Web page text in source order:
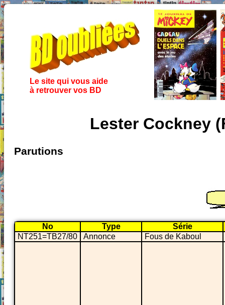
Le site qui vous aide
à retrouver vos BD
Lester Cockney
Parutions
No Type
Série
NT251=TB27/80
Annonce Fous de Kaboul